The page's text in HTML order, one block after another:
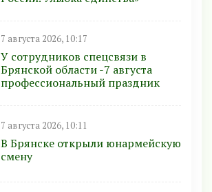
7 августа 2026, 10:17
У сотрудников спецсвязи в
Брянской области -7 августа
профессиональный праздник
7 августа 2026, 10:11
В Брянске открыли юнармейскую
смену